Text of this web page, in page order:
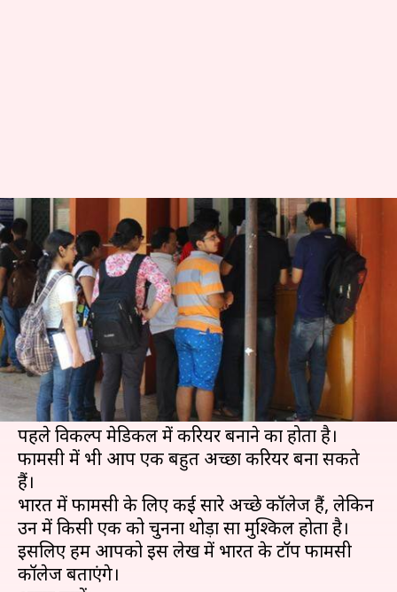
अगर फार्मेसी में बनाना चाहते हैं
करियर, तो इन संस्थानों में लें प्रवेश
लेखन मोना दीक्षित Jun 23, 2019 05:55 pm
क्या है खबर?
फार्मेसी में करियर बनाना आज के छात्रों के बीच काफी
लोकप्रिय विकल्प है।
साइंस के साथ 12वीं करने के बाद आपके सामने सबसे
पहले विकल्प मेडिकल में करियर बनाने का होता है।
फार्मेसी में भी आप एक बहुत अच्छा करियर बना सकते
हैं।
भारत में फार्मेसी के लिए कई सारे अच्छे कॉलेज हैं, लेकिन
उन में किसी एक को चुनना थोड़ा सा मुश्किल होता है।
इसलिए हम आपको इस लेख में भारत के टॉप फार्मेसी
कॉलेज बताएंगे।